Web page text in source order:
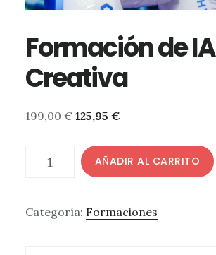
Formación de IA
Creativa
199,00€ El
original
era:
125,95 €El
actual
es:
Formación
Creativa
AÑADIR AL CARRITO
Categoría: Formaciones